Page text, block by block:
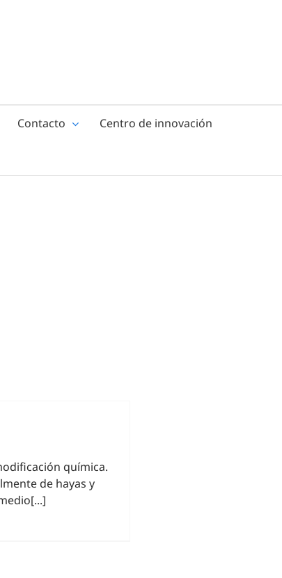
Contacto Centro de innovación
química.
de hayas y